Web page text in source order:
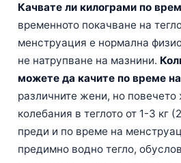
Качвате ли килограми по
временното покачване на
менструация е нормална
не натрупване на мазнини.
можете да качите по време
различните жени, но повечето
колебания в теглото от 1-3 кг
преди и по време на
предимно водно тегло,
Nederlands
Bahasa Indonesia
Հայերեն
Íslenska
Српски језик
Svenska